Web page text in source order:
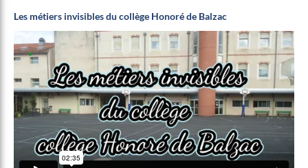
Les métiers invisibles du collège Honoré de Balzac